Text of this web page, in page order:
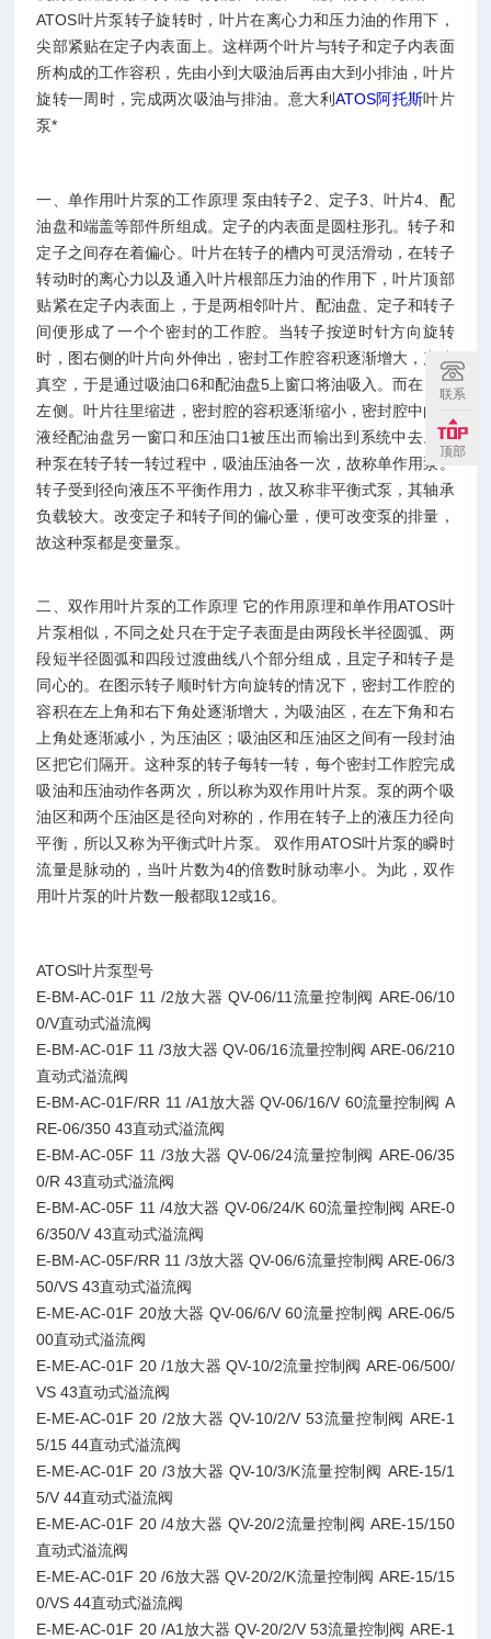
ATOS叶片泵转子旋转时，叶片在离心力和压力油的作用下，
尖部紧贴在定子内表面上。这样两个叶片与转子和定子内表面
所构成的工作容积，先由小到大吸油后再由大到小排油，叶片
旋转一周时，完成两次吸油与排油。意大利 ATOS阿托斯叶片
泵*
一、单作用叶片泵的工作原理 泵由转子2、定子3、叶片4、配
油盘和端盖等部件所组成。定子的内表面是圆柱形孔。转子和
定子之间存在着偏心。叶片在转子的槽内可灵活滑动，在转子
转动时的离心力以及通入叶片根部压力油的作用下，叶片顶部
贴紧在定子内表面上，于是两相邻叶片、配油盘、定子和转子
间便形成了一个个密封的工作腔。当转子按逆时针方向旋转
时，图右侧的叶片向外伸出，密封工作腔容积逐渐增大，产生
真空，于是通过吸油口6和配油盘5上窗口将油吸入。而在图的
左侧。叶片往里缩进，密封腔的容积逐渐缩小，密封腔中的油
液经配油盘另一窗口和压油口1被压出而输出到系统中去。这
种泵在转子转一转过程中，吸油压油各一次，故称单作用泵。
转子受到径向液压不平衡作用力，故又称非平衡式泵，其轴承
负载较大。改变定子和转子间的偏心量，便可改变泵的排量，
故这种泵都是变量泵。
二、双作用叶片泵的工作原理 它的作用原理和单作用ATOS叶
片泵相似，不同之处只在于定子表面是由两段长半径圆弧、两
段短半径圆弧和四段过渡曲线八个部分组成，且定子和转子是
同心的。在图示转子顺时针方向旋转的情况下，密封工作腔的
容积在左上角和右下角处逐渐增大，为吸油区，在左下角和右
上角处逐渐减小，为压油区；吸油区和压油区之间有一段封油
区把它们隔开。这种泵的转子每转一转，每个密封工作腔完成
吸油和压油动作各两次，所以称为双作用叶片泵。泵的两个吸
油区和两个压油区是径向对称的，作用在转子上的液压力径向
平衡，所以又称为平衡式叶片泵。 双作用ATOS叶片泵的瞬时
流量是脉动的，当叶片数为4的倍数时脉动率小。为此，双作
用叶片泵的叶片数一般都取12或16。
ATOS叶片泵型号
E-BM-AC-01F 11 /2放大器 QV-06/11流量控制阀 ARE-06/10
0/V直动式溢流阀
E-BM-AC-01F 11 /3放大器 QV-06/16流量控制阀 ARE-06/210
直动式溢流阀
E-BM-AC-01F/RR 11 /A1放大器 QV-06/16/V 60流量控制阀 A
RE-06/350 43直动式溢流阀
E-BM-AC-05F 11 /3放大器 QV-06/24流量控制阀 ARE-06/35
0/R 43直动式溢流阀
E-BM-AC-05F 11 /4放大器 QV-06/24/K 60流量控制阀 ARE-0
6/350/V 43直动式溢流阀
E-BM-AC-05F/RR 11 /3放大器 QV-06/6流量控制阀 ARE-06/3
50/VS 43直动式溢流阀
E-ME-AC-01F 20放大器 QV-06/6/V 60流量控制阀 ARE-06/5
00直动式溢流阀
E-ME-AC-01F 20 /1放大器 QV-10/2流量控制阀 ARE-06/500/
VS 43直动式溢流阀
E-ME-AC-01F 20 /2放大器 QV-10/2/V 53流量控制阀 ARE-1
5/15 44直动式溢流阀
E-ME-AC-01F 20 /3放大器 QV-10/3/K流量控制阀 ARE-15/1
5/V 44直动式溢流阀
E-ME-AC-01F 20 /4放大器 QV-20/2流量控制阀 ARE-15/150
直动式溢流阀
E-ME-AC-01F 20 /6放大器 QV-20/2/K流量控制阀 ARE-15/15
0/VS 44直动式溢流阀
E-ME-AC-01F 20 /A1放大器 QV-20/2/V 53流量控制阀 ARE-1
联系
顶部